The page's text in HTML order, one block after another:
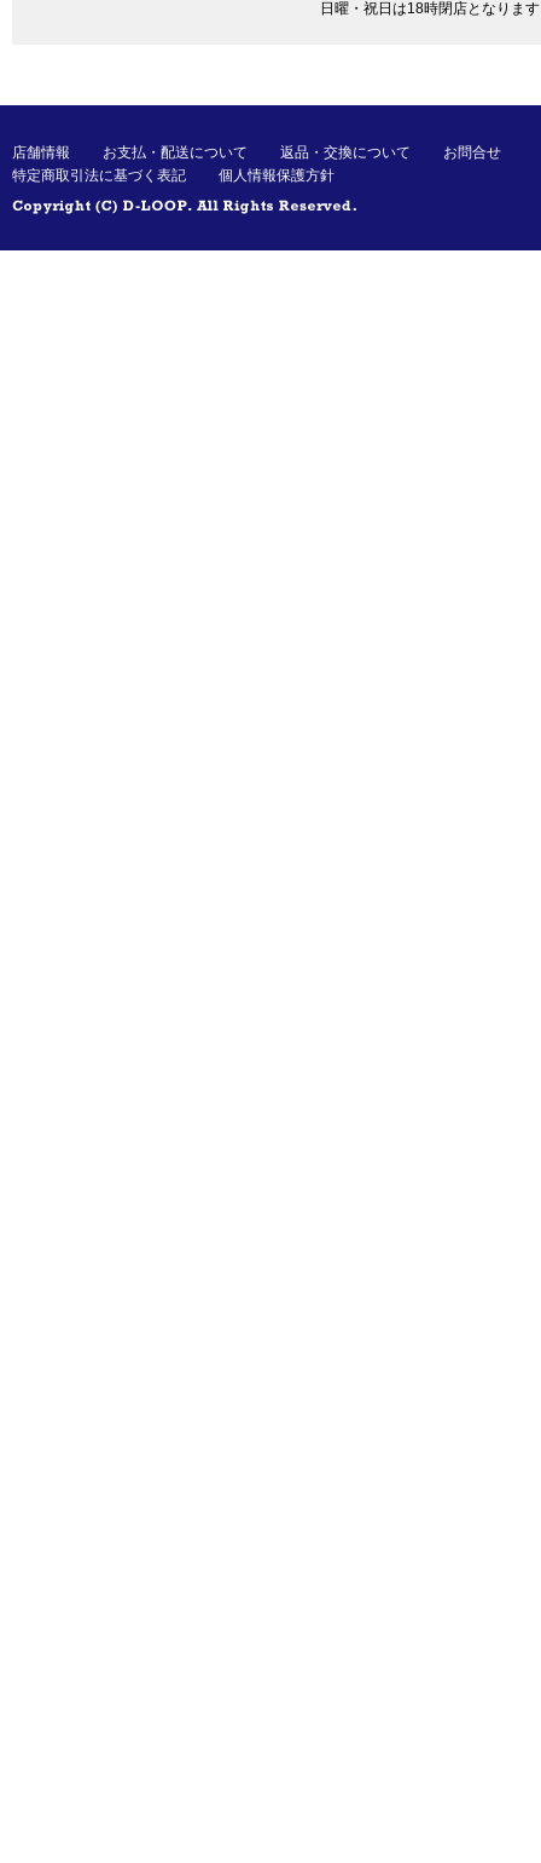
日曜・祝日は18時閉店となりま
店舗情報 お支払・配送について 返品・交換について
お問合せ
特定商取引法に基づく表記
個人情報保護方針